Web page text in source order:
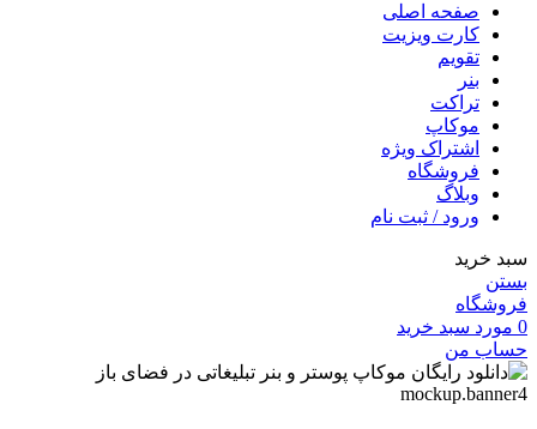
صفحه اصلی
کارت ویزیت
تقویم
بنر
تراکت
موکاپ
اشتراک ویژه
فروشگاه
وبلاگ
ورود / ثبت نام
سبد خرید
بستن
فروشگاه
0 مورد سبد خرید
حساب من